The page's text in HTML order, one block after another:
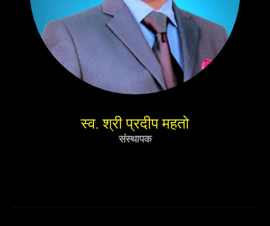
स्व. श्री प्रदीप महतो
संस्थापक